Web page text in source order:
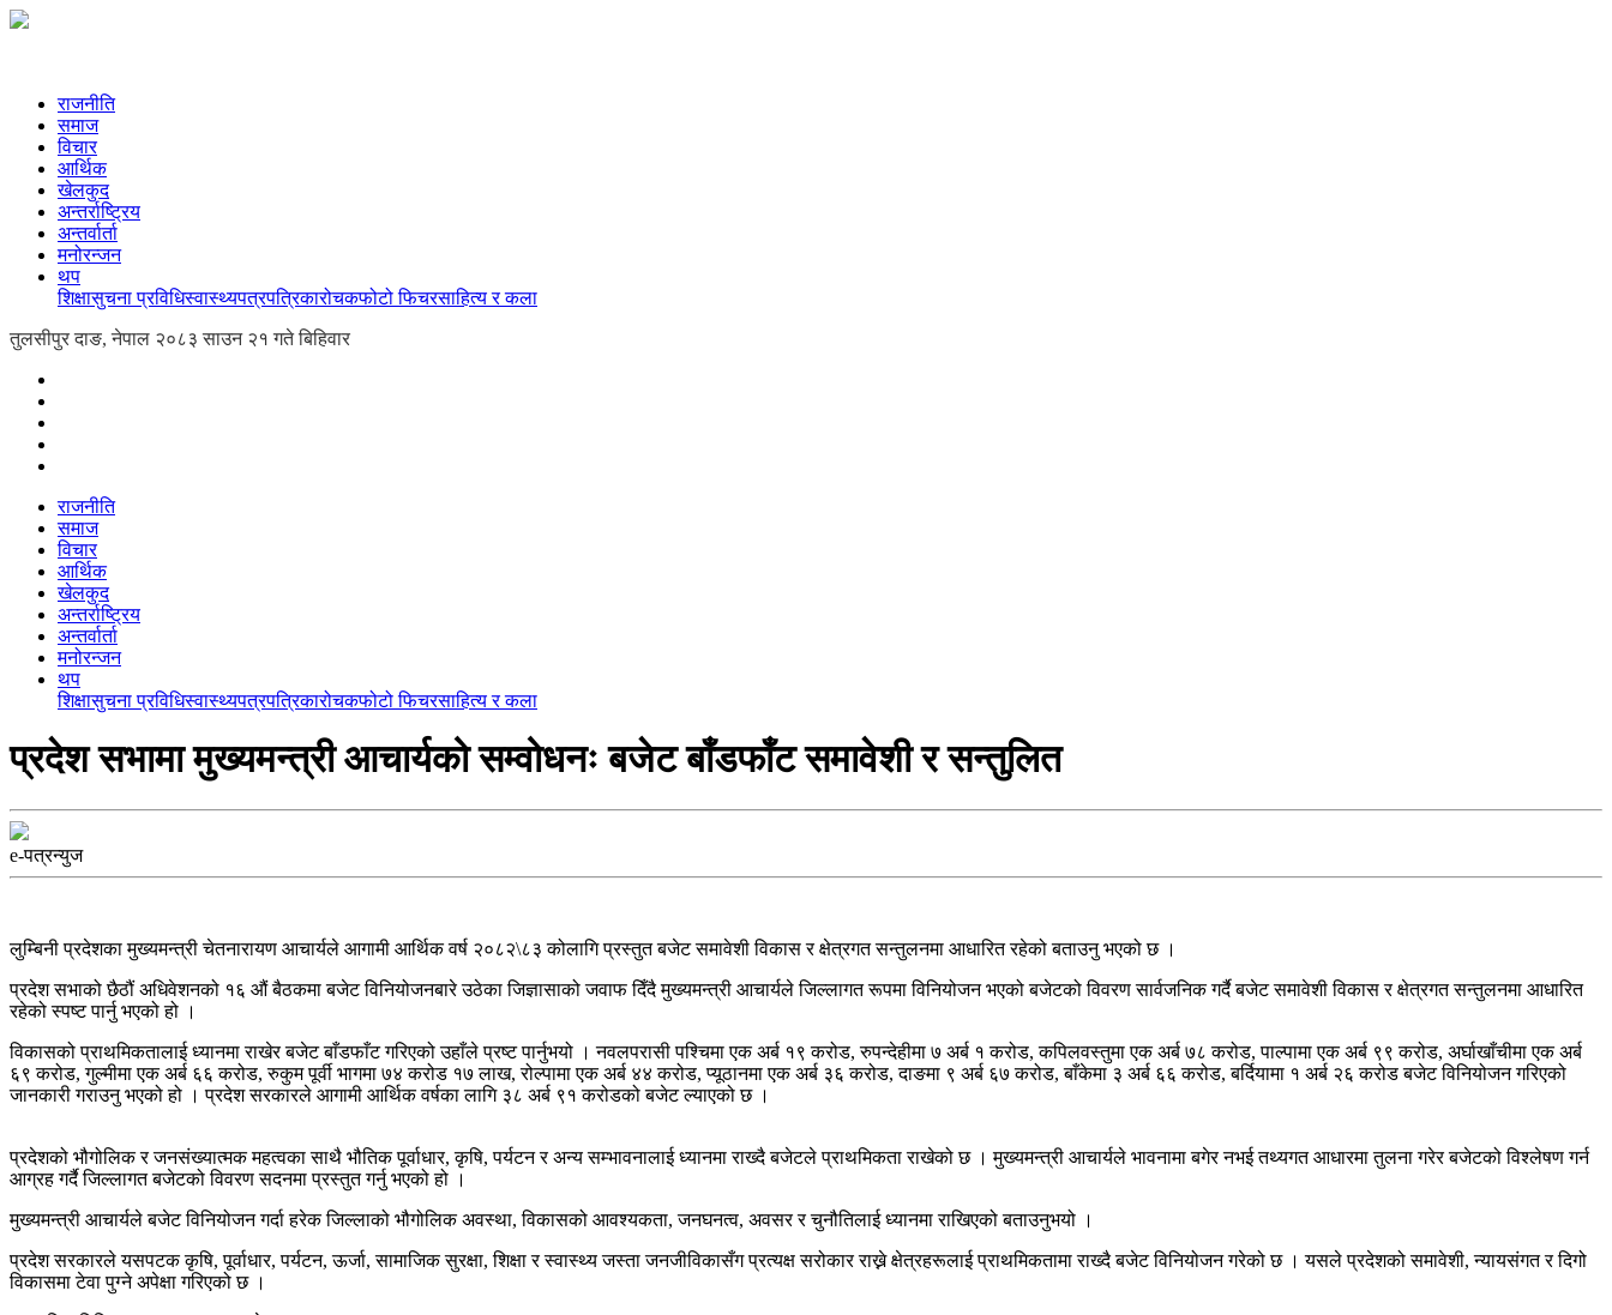
राजनीति
समाज
विचार
आर्थिक
खेलकुद
अन्तर्राष्ट्रिय
अन्तर्वार्ता
मनोरन्जन
थप
शिक्षासुचना प्रविधिस्वास्थ्यपत्रपत्रिकारोचकफोटो फिचरसाहित्य र कला
तुलसीपुर दाङ, नेपाल २०८३ साउन २१ गते बिहिवार
राजनीति
समाज
विचार
आर्थिक
खेलकुद
अन्तर्राष्ट्रिय
अन्तर्वार्ता
मनोरन्जन
थप
शिक्षासुचना प्रविधिस्वास्थ्यपत्रपत्रिकारोचकफोटो फिचरसाहित्य र कला
प्रदेश सभामा मुख्यमन्त्री आचार्यको सम्वोधनः बजेट बाँडफाँट समावेशी र सन्तुलित
e-पत्रन्युज
लुम्बिनी प्रदेशका मुख्यमन्त्री चेतनारायण आचार्यले आगामी आर्थिक वर्ष २०८२\८३ कोलागि प्रस्तुत बजेट समावेशी विकास र क्षेत्रगत सन्तुलनमा आधारित रहेको बताउनु भएको छ ।
प्रदेश सभाको छैठौं अधिवेशनको १६ औं बैठकमा बजेट विनियोजनबारे उठेका जिज्ञासाको जवाफ दिँदै मुख्यमन्त्री आचार्यले जिल्लागत रूपमा विनियोजन भएको बजेटको विवरण सार्वजनिक गर्दै बजेट समावेशी विकास र क्षेत्रगत सन्तुलनमा आधारित
रहेको स्पष्ट पार्नु भएको हो ।
विकासको प्राथमिकतालाई ध्यानमा राखेर बजेट बाँडफाँट गरिएको उहाँले प्रष्ट पार्नुभयो । नवलपरासी पश्चिमा एक अर्ब १९ करोड, रुपन्देहीमा ७ अर्ब १ करोड, कपिलवस्तुमा एक अर्ब ७८ करोड, पाल्पामा एक अर्ब ९९ करोड, अर्घाखाँचीमा एक अर्ब
६९ करोड, गुल्मीमा एक अर्ब ६६ करोड, रुकुम पूर्वी भागमा ७४ करोड १७ लाख, रोल्पामा एक अर्ब ४४ करोड, प्यूठानमा एक अर्ब ३६ करोड, दाङमा ९ अर्ब ६७ करोड, बाँकेमा ३ अर्ब ६६ करोड, बर्दियामा १ अर्ब २६ करोड बजेट विनियोजन गरिएको
जानकारी गराउनु भएको हो । प्रदेश सरकारले आगामी आर्थिक वर्षका लागि ३८ अर्ब ९१ करोडको बजेट ल्याएको छ ।
प्रदेशको भौगोलिक र जनसंख्यात्मक महत्वका साथै भौतिक पूर्वाधार, कृषि, पर्यटन र अन्य सम्भावनालाई ध्यानमा राख्दै बजेटले प्राथमिकता राखेको छ । मुख्यमन्त्री आचार्यले भावनामा बगेर नभई तथ्यगत आधारमा तुलना गरेर बजेटको विश्लेषण गर्न
आग्रह गर्दै जिल्लागत बजेटको विवरण सदनमा प्रस्तुत गर्नु भएको हो ।
मुख्यमन्त्री आचार्यले बजेट विनियोजन गर्दा हरेक जिल्लाको भौगोलिक अवस्था, विकासको आवश्यकता, जनघनत्व, अवसर र चुनौतिलाई ध्यानमा राखिएको बताउनुभयो ।
प्रदेश सरकारले यसपटक कृषि, पूर्वाधार, पर्यटन, ऊर्जा, सामाजिक सुरक्षा, शिक्षा र स्वास्थ्य जस्ता जनजीविकासँग प्रत्यक्ष सरोकार राख्ने क्षेत्रहरूलाई प्राथमिकतामा राख्दै बजेट विनियोजन गरेको छ । यसले प्रदेशको समावेशी, न्यायसंगत र दिगो
विकासमा टेवा पुग्ने अपेक्षा गरिएको छ ।